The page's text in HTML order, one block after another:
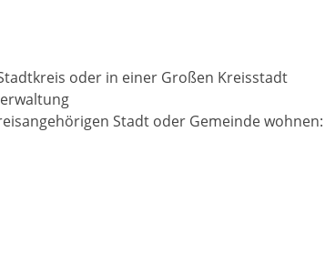
oder in einer Großen Kreisstadt
Stadt oder Gemeinde wohnen: